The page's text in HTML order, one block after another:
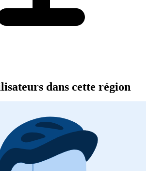
dans cette région